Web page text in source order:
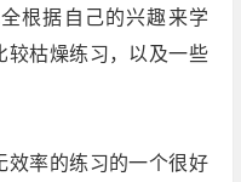
根据自己的兴趣来学
较枯燥练习，以及一些
效率的练习的一个很好